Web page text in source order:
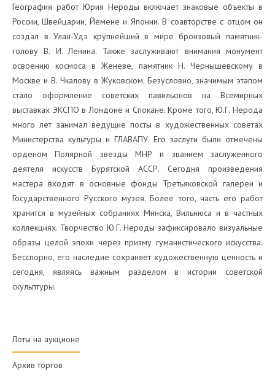
География работ Юрия Нероды включает знаковые объекты в
России, Швейцарии, Йемене и Японии. В соавторстве с отцом он
создал в Улан-Удэ крупнейший в мире бронзовый памятник-
голову В. И. Ленина. Также заслуживают внимания монумент
освоению космоса в Женеве, памятник Н. Чернышевскому в
Москве и В. Чкалову в Жуковском. Безусловно, значимым этапом
стало оформление советских павильонов на Всемирных
выставках ЭКСПО в Лондоне и Спокане. Кроме того, Ю.Г. Нерода
много лет занимал ведущие посты в художественных советах
Министерства культуры и ГЛАВАПУ. Его заслуги были отмечены
орденом Полярной звезды МНР и званием заслуженного
деятеля искусств Бурятской АССР. Сегодня произведения
мастера входят в основные фонды Третьяковской галереи и
Государственного Русского музея. Более того, часть его работ
хранится в музейных собраниях Минска, Вильнюса и в частных
коллекциях. Творчество Ю.Г. Нероды зафиксировало визуальные
образы целой эпохи через призму гуманистического искусства.
Бесспорно, его наследие сохраняет художественную ценность и
сегодня, являясь важным разделом в истории советской
скульптуры.
Лоты на аукционе
Архив торгов